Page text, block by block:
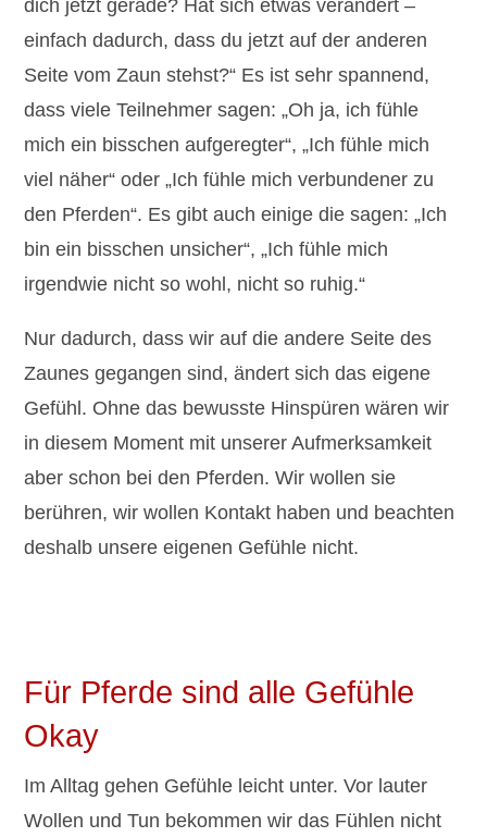
dich jetzt gerade? Hat sich etwas verändert –
einfach dadurch, dass du jetzt auf der anderen
Seite vom Zaun stehst?“ Es ist sehr spannend,
dass viele Teilnehmer sagen: „Oh ja, ich fühle
mich ein bisschen aufgeregter“, „Ich fühle mich
viel näher“ oder „Ich fühle mich verbundener zu
den Pferden“. Es gibt auch einige die sagen: „Ich
bin ein bisschen unsicher“, „Ich fühle mich
irgendwie nicht so wohl, nicht so ruhig.“
Nur dadurch, dass wir auf die andere Seite des
Zaunes gegangen sind, ändert sich das eigene
Gefühl. Ohne das bewusste Hinspüren wären wir
in diesem Moment mit unserer Aufmerksamkeit
aber schon bei den Pferden. Wir wollen sie
berühren, wir wollen Kontakt haben und beachten
deshalb unsere eigenen Gefühle nicht.
Für Pferde sind alle Gefühle
Okay
Im Alltag gehen Gefühle leicht unter. Vor lauter
Wollen und Tun bekommen wir das Fühlen nicht